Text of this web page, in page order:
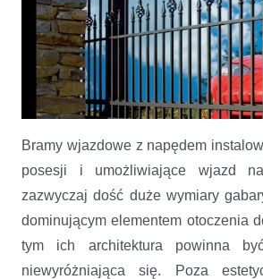
Bramy wjazdowe i ich napędy
Bramy wjazdowe z napędem
posesji i umożliwiające wjazd
zazwyczaj dość duże wymiary
dominującym elementem otoczenia
tym ich architektura powinna
niewyróżniająca się. Poza